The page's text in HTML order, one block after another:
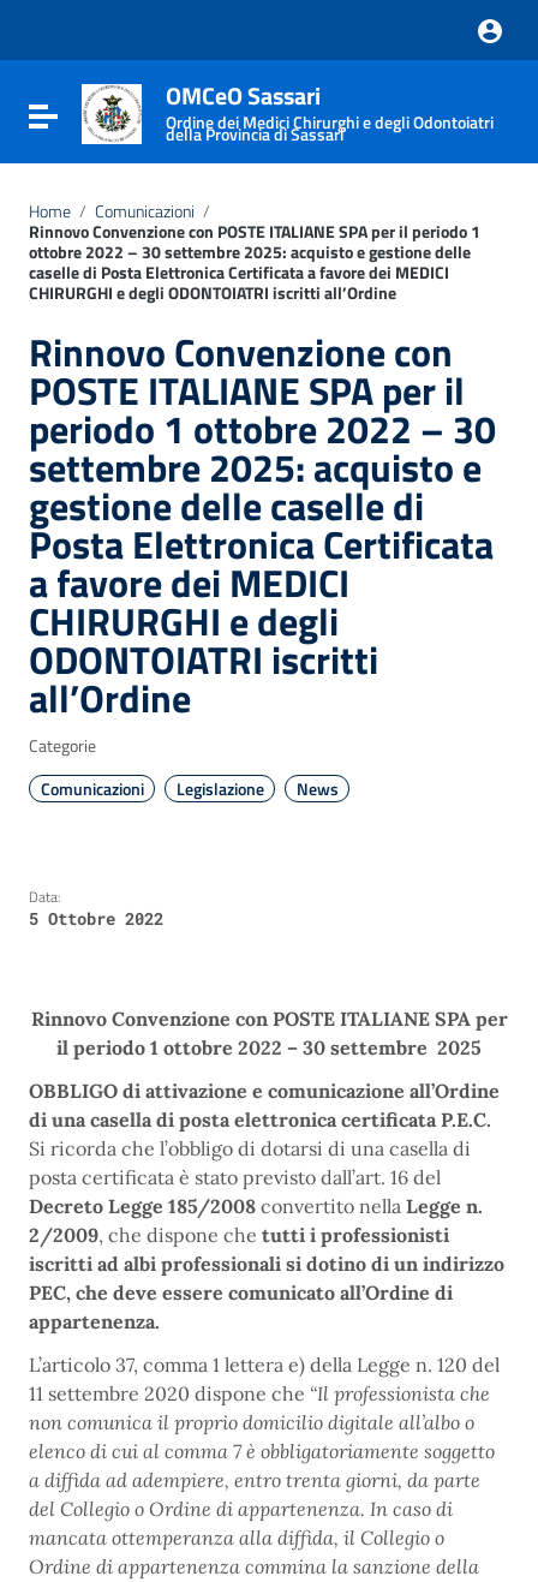
Vai al footer
Attiva / disattiva la navigazione
OMCeO Sassari
Ordine dei Medici Chirurghi e degli Odontoiatri
della Provincia di Sassari
Home / Comunicazioni /
Rinnovo Convenzione con POSTE ITALIANE SPA per il periodo 1
ottobre 2022 – 30 settembre 2025: acquisto e gestione delle
caselle di Posta Elettronica Certificata a favore dei MEDICI
CHIRURGHI e degli ODONTOIATRI iscritti all’Ordine
Rinnovo Convenzione con
POSTE ITALIANE SPA per il
periodo 1 ottobre 2022 – 30
settembre 2025: acquisto e
gestione delle caselle di
Posta Elettronica Certificata
a favore dei MEDICI
CHIRURGHI e degli
ODONTOIATRI iscritti
all’Ordine
Categorie
Comunicazioni
Legislazione News
Data:
5 Ottobre 2022
Rinnovo Convenzione con POSTE ITALIANE SPA per
il periodo 1 ottobre 2022 – 30 settembre 2025
OBBLIGO di attivazione e comunicazione all’Ordine
di una casella di posta elettronica certificata P.E.C.
Si ricorda che l’obbligo di dotarsi di una casella di
posta certificata è stato previsto dall’art. 16 del
Decreto Legge 185/2008 convertito nella Legge n.
2/2009, che dispone che tutti i professionisti
iscritti ad albi professionali si dotino di un indirizzo
PEC, che deve essere comunicato all’Ordine di
appartenenza.
L’articolo 37, comma 1 lettera e) della Legge n. 120 del
11 settembre 2020 dispone che “Il professionista che
non comunica il proprio domicilio digitale all’albo o
elenco di cui al comma 7 è obbligatoriamente soggetto
a diffida ad adempiere, entro trenta giorni, da parte
del Collegio o Ordine di appartenenza. In caso di
mancata ottemperanza alla diffida, il Collegio o
Ordine di appartenenza commina la sanzione della